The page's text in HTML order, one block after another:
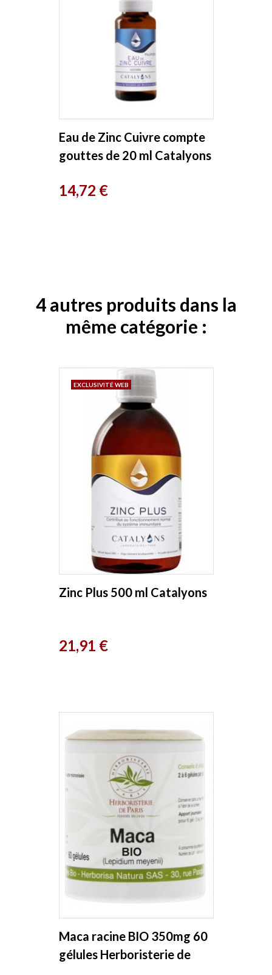
Eau de Zinc Cuivre compte
gouttes de 20 ml Catalyons
Prix
14,72 €
4 autres produits dans la
même catégorie :
Zinc Plus 500 ml Catalyons
Prix
21,91 €
EXCLUSIVITÉ WEB
Maca racine BIO 350mg 60
gélules Herboristerie de